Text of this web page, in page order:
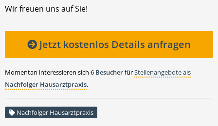
Wir freuen uns auf Sie!
Jetzt kostenlos Details anfragen
Momentan interessieren sich 6 BesucherfürStellenangebote als
Nachfolger Hausarztpraxis.
Nachfolger Hausarztpraxis